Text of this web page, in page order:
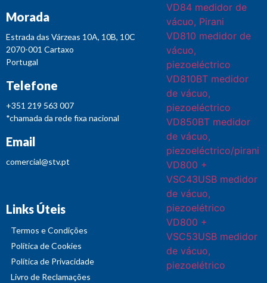
VD84 medidor de
vácuo, Pirani
VD810 medidor de
vácuo,
piezoeléctrico
VD810BT medidor
de vácuo,
piezoeléctrico
VD850BT medidor
de vácuo,
piezoeléctrico/pirani
VD800 +
VSC43USB medidor
de vácuo,
piezoelétrico
VD800 +
VSC53USB medidor
de vácuo,
piezoelétrico
Morada
Estrada das Várzeas 10A, 10B, 10C
2070-001 Cartaxo
Portugal
Telefone
+351 219 563 007
*chamada da rede fixa nacional
Email
comercial@stv.pt
Links Úteis
Termos e Condições
Política de Cookies
Política de Privacidade
Livro de Reclamações